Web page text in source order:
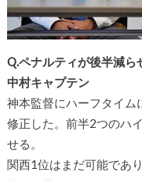
Q.ペナルティが後半減ら
中村キャプテン
神本監督にハーフタイム
修正した。前半2つのハ
せる。
関西1位はまだ可能であ